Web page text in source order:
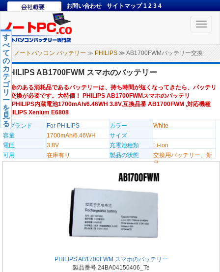
お問い合わせ サイトマップ 1 2 3 4
Toggle
ノートパソコン バッテリー ≫ PHILIPS ≫ AB1700FWMバッテリー交換
す
べ
て
の
カ
テ
ゴ
リ
ー
を
見
る
PHILIPS AB1700FWM スマホのバッテリー
寿命のある消耗品であるバッテリーは、持ち時間が短くなってきたら、バッテリ
ー交換が必要です。大特価！ PHILIPS AB1700FWMスマホのバッテリ
ー,PHILIPS内蔵電池1700mAh/6.46WH 3.8V,互換品番 AB1700FWM ,対応機種
PHILIPS Xenium E6808
のブランド
For PHILIPS カラー
White
容量
1700mAh/6.46WH
サイズ
電圧
3.8V 充電池種類
Li-ion
可用
在庫有り 製品の状態
交換用バッテリー、新
品
PHILIPS AB1700FWM スマホのバッテリー
製品番号 24BA04150406_Te